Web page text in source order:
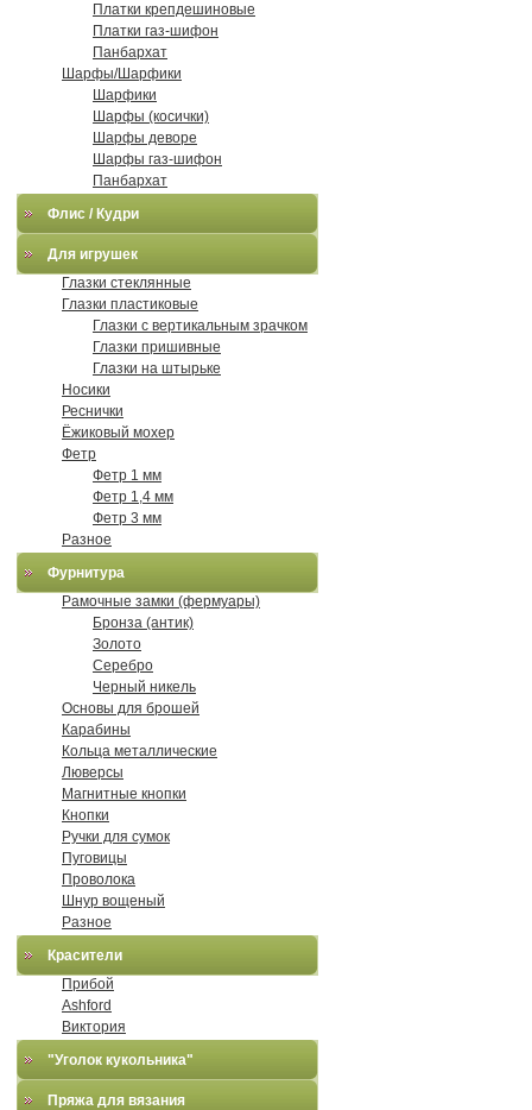
Платки крепдешиновые
Платки газ-шифон
Панбархат
Шарфы/Шарфики
Шарфики
Шарфы (косички)
Шарфы деворе
Шарфы газ-шифон
Панбархат
Флис / Кудри
Для игрушек
Глазки стеклянные
Глазки пластиковые
Глазки с вертикальным зрачком
Глазки пришивные
Глазки на штырьке
Носики
Реснички
Ёжиковый мохер
Фетр
Фетр 1 мм
Фетр 1,4 мм
Фетр 3 мм
Разное
Фурнитура
Рамочные замки (фермуары)
Бронза (антик)
Золото
Серебро
Черный никель
Основы для брошей
Карабины
Кольца металлические
Люверсы
Магнитные кнопки
Кнопки
Ручки для сумок
Пуговицы
Проволока
Шнур вощеный
Разное
Красители
Прибой
Ashford
Виктория
"Уголок кукольника"
Пряжа для вязания